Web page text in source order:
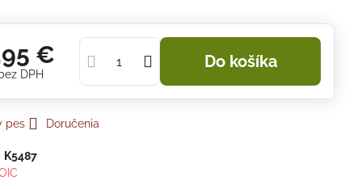
€
DPH
Do košíka
pes Doručenia
K5487